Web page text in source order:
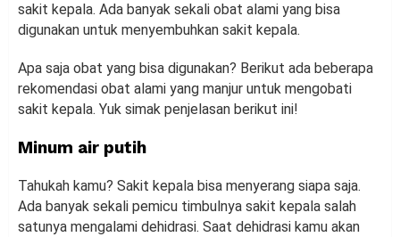
sakit kepala. Ada banyak sekali obat alami yang bisa
digunakan untuk menyembuhkan sakit kepala.
Apa saja obat yang bisa digunakan? Berikut ada beberapa
rekomendasi obat alami yang manjur untuk mengobati
sakit kepala. Yuk simak penjelasan berikut ini!
Minum air putih
Tahukah kamu? Sakit kepala bisa menyerang siapa saja.
Ada banyak sekali pemicu timbulnya sakit kepala salah
satunya mengalami dehidrasi. Saat dehidrasi kamu akan